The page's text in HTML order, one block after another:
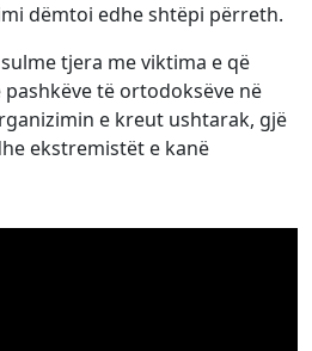
dëmtoi edhe shtëpi përreth.
tjera me viktima e që
të ortodoksëve në
e kreut ushtarak, gjë
ekstremistët e kanë